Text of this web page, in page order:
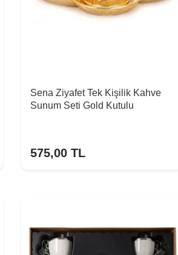
Sena Ziyafet Tek Kişilik Kahve
Sunum Seti Gold Kutulu
575,00 TL